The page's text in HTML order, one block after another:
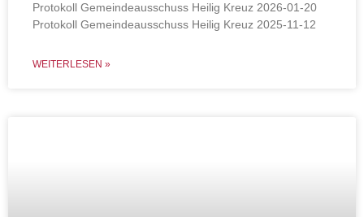
Protokoll Gemeindeausschuss Heilig Kreuz 2026-01-20
Protokoll Gemeindeausschuss Heilig Kreuz 2025-11-12
WEITERLESEN »